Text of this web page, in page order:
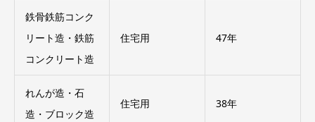
鉄骨鉄筋コンク
リート造・鉄筋
コンクリート造
住宅用 47年
れんが造・石
造・ブロック造
住宅用 38年